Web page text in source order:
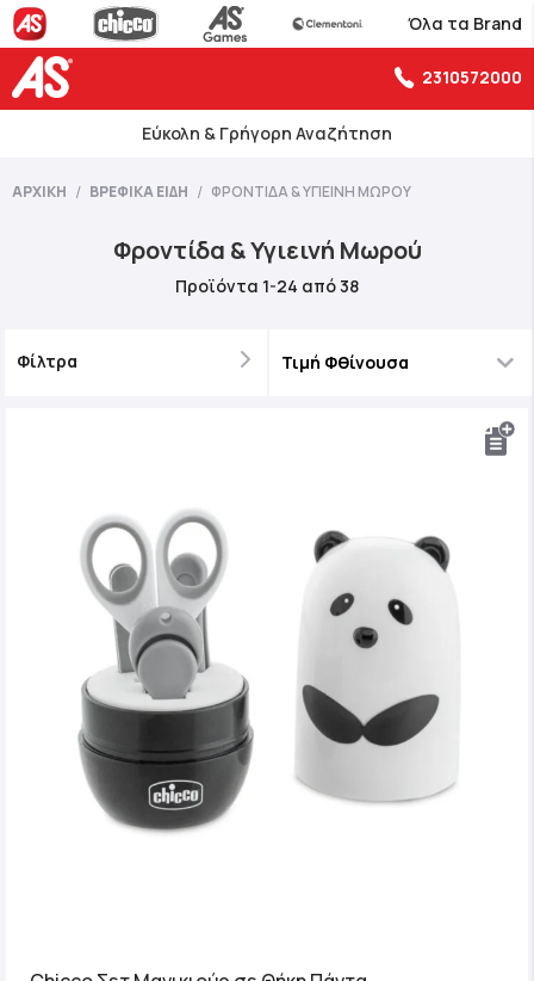
Όλα τα Brand
2310572000
Εύκολη & Γρήγορη Αναζήτηση
ΑΡΧΙΚΉ ΒΡΕΦΙΚΆ ΕΊΔΗ ΦΡΟΝΤΊΔΑ & ΥΓΙΕΙΝΉ ΜΩΡΟΎ
Φροντίδα & Υγιεινή Μωρού
Προϊόντα 1-24 από38
Φίλτρα